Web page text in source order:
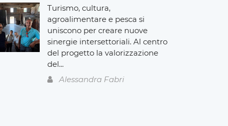
Turismo, cultura,
agroalimentare e pesca si
uniscono per creare nuove
sinergie intersettoriali. Al centro
del progetto la valorizzazione
del...
Alessandra Fabri